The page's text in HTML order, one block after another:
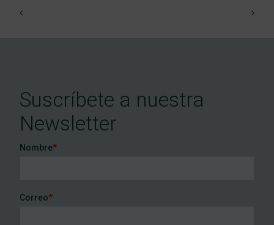
Suscríbete a nuestra
Newsletter